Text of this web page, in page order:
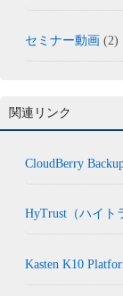
セミナー動画 (2)
関連リンク
CloudBerry
HyTrust（ハイト
Kasten K10